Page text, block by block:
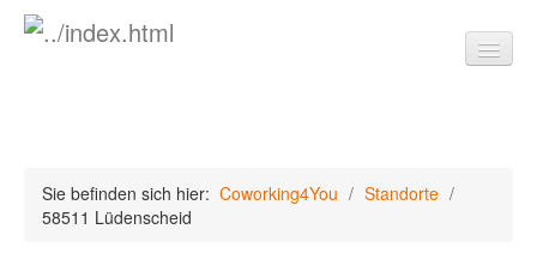
Standorte
Sie befinden sich hier: Coworking4You / Standorte /
58511 Lüdenscheid